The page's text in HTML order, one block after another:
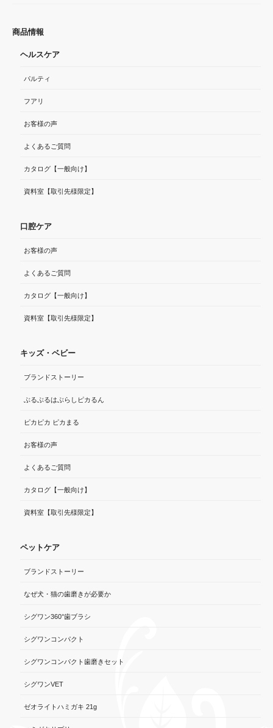
商品情報
ヘルスケア
パルティ
フアリ
お客様の声
よくあるご質問
カタログ【一般向け】
資料室【取引先様限定】
口腔ケア
お客様の声
よくあるご質問
カタログ【一般向け】
資料室【取引先様限定】
キッズ・ベビー
ブランドストーリー
ぶるぶるはぶらしピカるん
ピカピカ ピカまる
お客様の声
よくあるご質問
カタログ【一般向け】
資料室【取引先様限定】
ペットケア
ブランドストーリー
なぜ犬・猫の歯磨きが必要か
シグワン360°歯ブラシ
シグワンコンパクト
シグワンコンパクト歯磨きセット
シグワンVET
ゼオライトハミガキ 21g